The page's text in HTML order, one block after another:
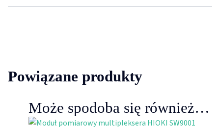
Powiązane produkty
Może spodoba się również…